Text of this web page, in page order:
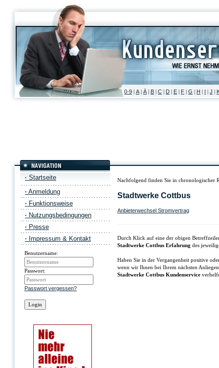
0-9 A Ä B C D E F G H I J
· Startseite
· Anmeldung
· Funktionsweise
· Nutzungsbedingungen
· Presse
· Impressum & Kontakt
Benutzername:
Passwort:
Passwort vergessen?
Nachfolgend finden Sie in chronologischer
Stadtwerke Cottbus
Anbieterwechsel Stromvertrag
Durch Klick auf eine der obigen
Stadtwerke Cottbus Erfahrung des
Haben Sie in der Vergangenheit positive
wenn wir Ihnen bei Ihrem nächsten
Stadtwerke Cottbus Kundenservice